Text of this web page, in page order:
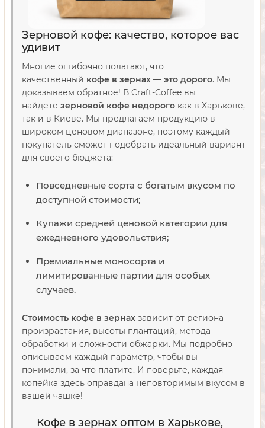
Зерновой кофе: качество, которое вас
удивит
Многие ошибочно полагают, что
качественный кофе в зернах — это дорого. Мы
доказываем обратное! В Craft-Coffee вы
найдете зерновой кофе недорого как в Харькове,
так и в Киеве. Мы предлагаем продукцию в
широком ценовом диапазоне, поэтому каждый
покупатель сможет подобрать идеальный вариант
для своего бюджета:
Повседневные сорта с богатым вкусом по
доступной стоимости;
Купажи средней ценовой категории для
ежедневного удовольствия;
Премиальные моносорта и
лимитированные партии для особых
случаев.
Стоимость кофе в зернах зависит от региона
произрастания, высоты плантаций, метода
обработки и сложности обжарки. Мы подробно
описываем каждый параметр, чтобы вы
понимали, за что платите. И поверьте, каждая
копейка здесь оправдана неповторимым вкусом в
вашей чашке!
Кофе в зернах оптом в Харькове,